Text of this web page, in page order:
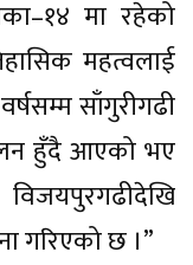
मा रहेको
महत्वलाई
साँगुरीगढी
हुँदै आएको भए
गरिएको छ ।”